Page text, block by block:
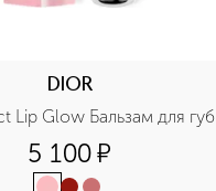
DIOR
Lip Glow Бальзам для губ
5 100¤